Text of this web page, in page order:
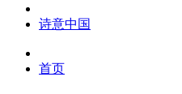
诗意中国
首页